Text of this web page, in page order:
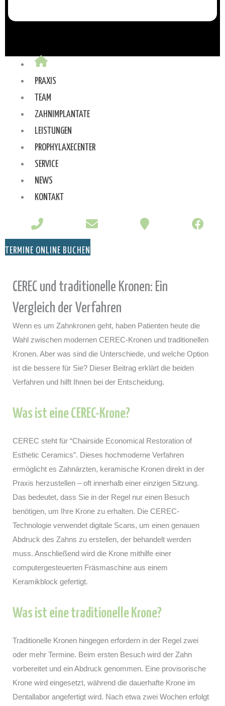
PRAXIS
TEAM
ZAHNIMPLANTATE
LEISTUNGEN
PROPHYLAXECENTER
SERVICE
NEWS
KONTAKT
TERMINE ONLINE BUCHEN
CEREC und traditionelle Kronen: Ein
Vergleich der Verfahren
Wenn es um Zahnkronen geht, haben Patienten heute die
Wahl zwischen modernen CEREC-Kronen und traditionellen
Kronen. Aber was sind die Unterschiede, und welche Option
ist die bessere für Sie? Dieser Beitrag erklärt die beiden
Verfahren und hilft Ihnen bei der Entscheidung.
Was ist eine CEREC-Krone?
CEREC steht für “Chairside Economical Restoration of
Esthetic Ceramics”. Dieses hochmoderne Verfahren
ermöglicht es Zahnärzten, keramische Kronen direkt in der
Praxis herzustellen – oft innerhalb einer einzigen Sitzung.
Das bedeutet, dass Sie in der Regel nur einen Besuch
benötigen, um Ihre Krone zu erhalten. Die CEREC-
Technologie verwendet digitale Scans, um einen genauen
Abdruck des Zahns zu erstellen, der behandelt werden
muss. Anschließend wird die Krone mithilfe einer
computergesteuerten Fräsmaschine aus einem
Keramikblock gefertigt.
Was ist eine traditionelle Krone?
Traditionelle Kronen hingegen erfordern in der Regel zwei
oder mehr Termine. Beim ersten Besuch wird der Zahn
vorbereitet und ein Abdruck genommen. Eine provisorische
Krone wird eingesetzt, während die dauerhafte Krone im
Dentallabor angefertigt wird. Nach etwa zwei Wochen erfolgt